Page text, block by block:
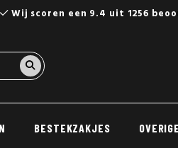
Wij scoren een 9.4 uit 1256
BESTEKZAKJES